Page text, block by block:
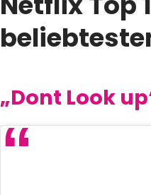
„Dont Look